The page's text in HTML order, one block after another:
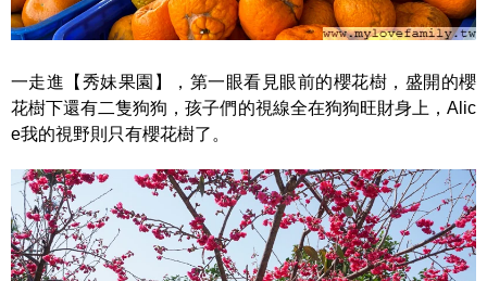
一走進【秀妹果園】，第一眼看見眼前的櫻花樹，盛開的櫻
花樹下還有二隻狗狗，孩子們的視線全在狗狗旺財身上，Alic
e我的視野則只有櫻花樹了。